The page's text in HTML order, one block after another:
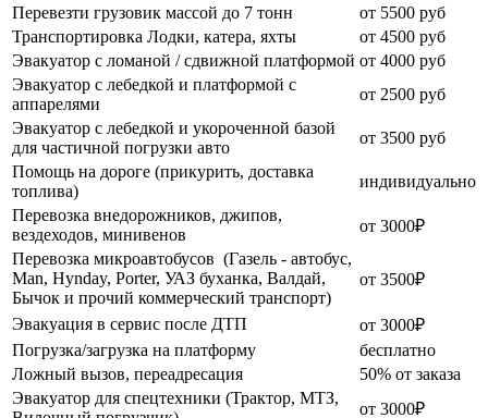
Перевезти грузовик массой до 7 тонн
от 5500 руб
Транспортировка Лодки, катера, яхты
от 4500 руб
Эвакуатор c ломаной / сдвижной платформой от 4000 руб
Эвакуатор с лебедкой и платформой с
аппарелями
от 2500 руб
Эвакуатор с лебедкой и укороченной базой
для частичной погрузки авто
от 3500 руб
Помощь на дороге (прикурить, доставка
топлива)
индивидуально
Перевозка внедорожников, джипов,
вездеходов, минивенов
от 3000₽
Перевозка микроавтобусов (Газель - автобус,
Man, Hynday, Porter, УАЗ буханка, Валдай,
Бычок и прочий коммерческий транспорт)
от 3500₽
Эвакуация в сервис после ДТП
от 3000₽
Погрузка/загрузка на платформу
бесплатно
Ложный вызов, переадресация
50% от заказа
Эвакуатор для спецтехники (Трактор, МТЗ,
от 3000₽